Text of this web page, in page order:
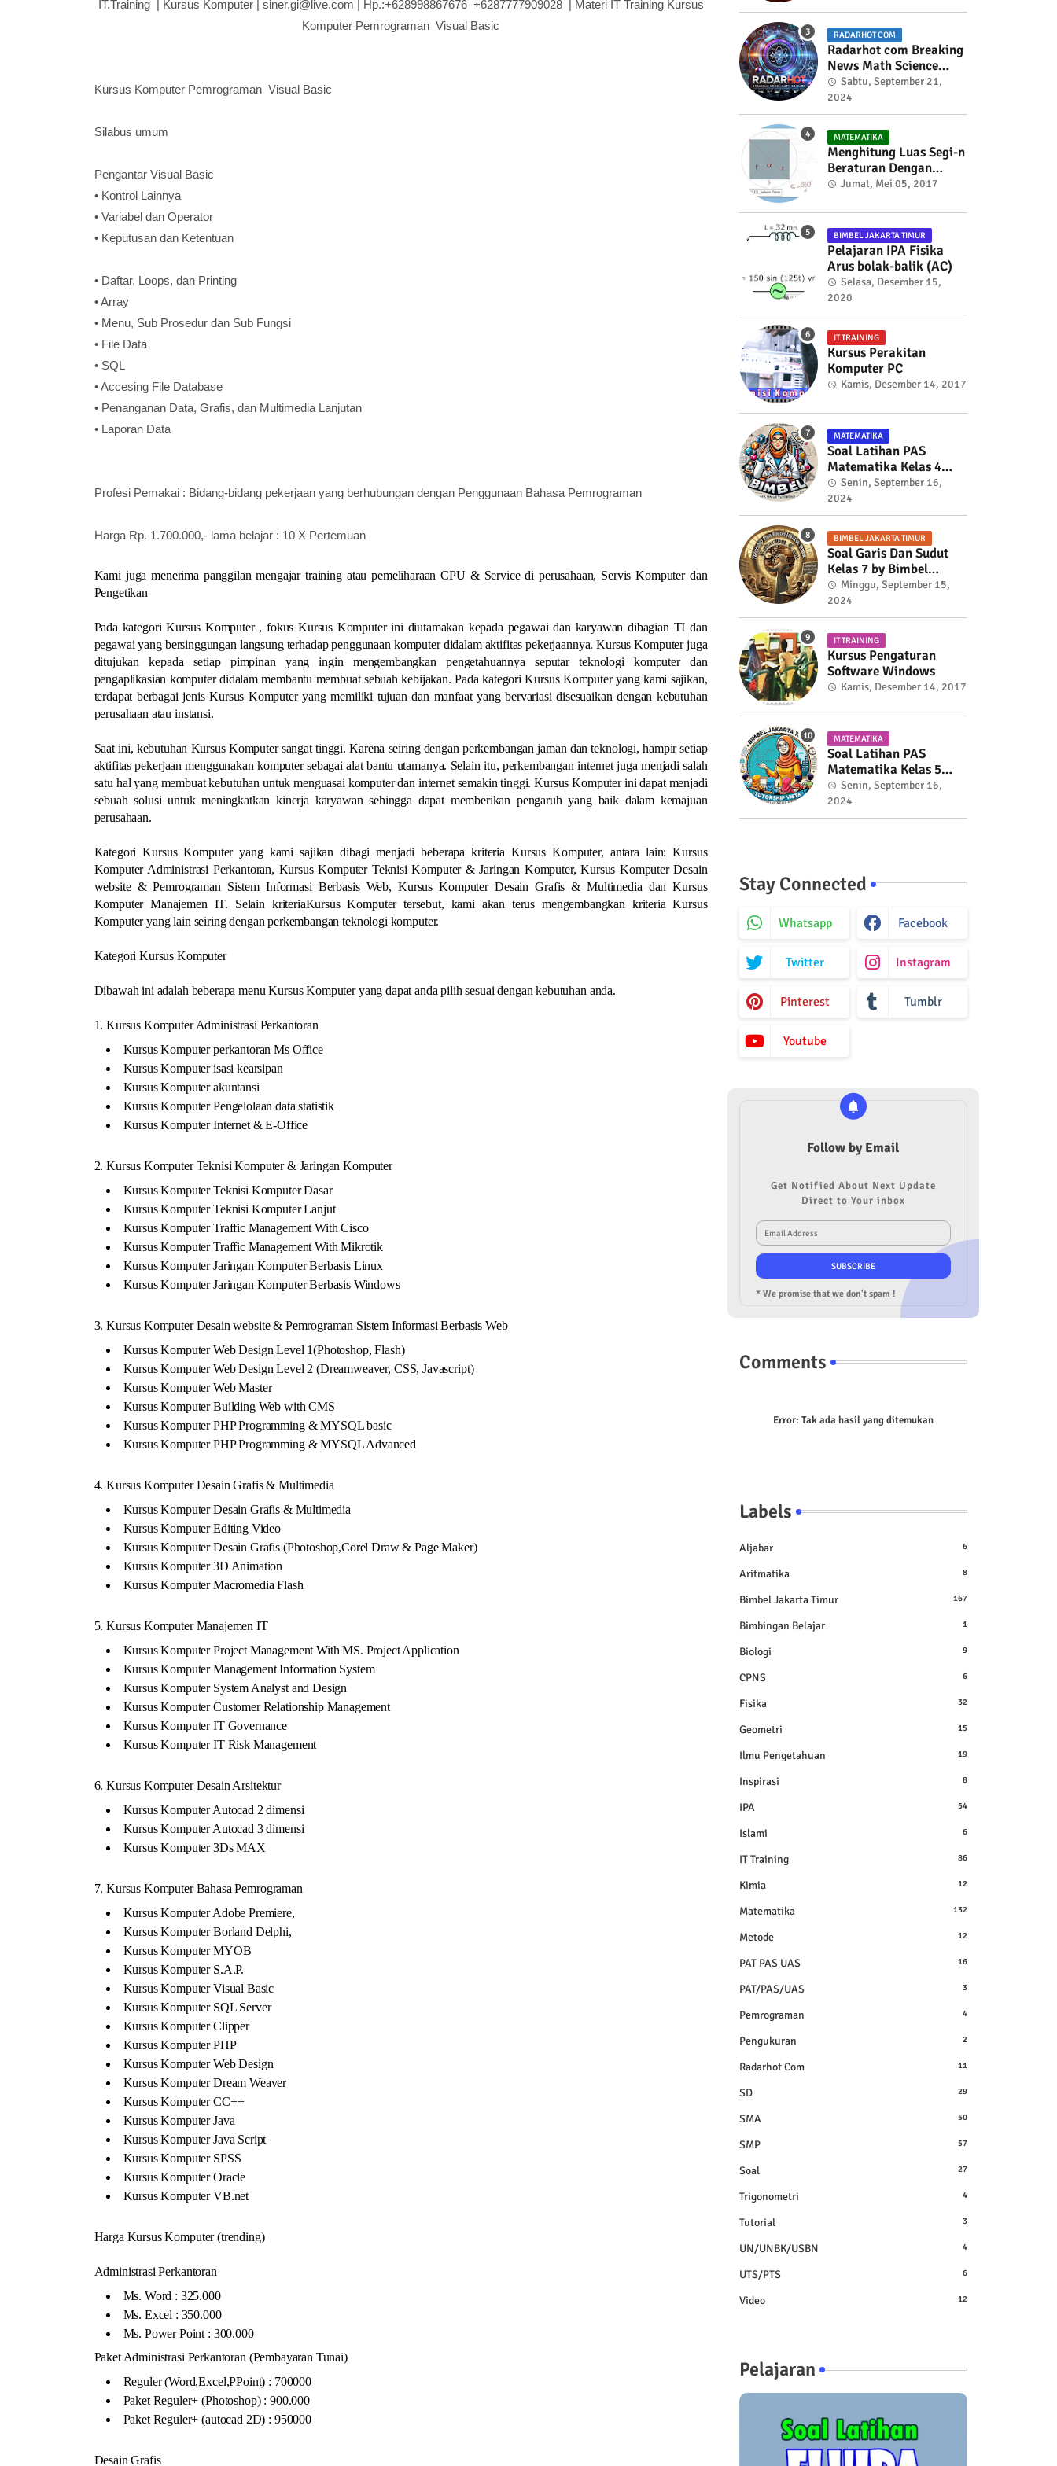
IT.Training | Kursus Komputer | siner.gi@live.com | Hp.:+628998867676 +6287777909028 | Materi IT Training Kursus
Komputer Pemrograman Visual Basic
Kursus Komputer Pemrograman Visual Basic
Silabus umum
Pengantar Visual Basic
• Kontrol Lainnya
• Variabel dan Operator
• Keputusan dan Ketentuan
• Daftar, Loops, dan Printing
• Array
• Menu, Sub Prosedur dan Sub Fungsi
• File Data
• SQL
• Accesing File Database
• Penanganan Data, Grafis, dan Multimedia Lanjutan
• Laporan Data
Profesi Pemakai : Bidang-bidang pekerjaan yang berhubungan dengan Penggunaan Bahasa Pemrograman
Harga Rp. 1.700.000,- lama belajar : 10 X Pertemuan
Kami juga menerima panggilan mengajar training atau pemeliharaan CPU & Service di perusahaan, Servis Komputer dan
Pengetikan
Pada kategori Kursus Komputer , fokus Kursus Komputer ini diutamakan kepada pegawai dan karyawan dibagian TI dan
pegawai yang bersinggungan langsung terhadap penggunaan komputer didalam aktifitas pekerjaannya. Kursus Komputer juga
ditujukan kepada setiap pimpinan yang ingin mengembangkan pengetahuannya seputar teknologi komputer dan
pengaplikasian komputer didalam membantu membuat sebuah kebijakan. Pada kategori Kursus Komputer yang kami sajikan,
terdapat berbagai jenis Kursus Komputer yang memiliki tujuan dan manfaat yang bervariasi disesuaikan dengan kebutuhan
perusahaan atau instansi.
Saat ini, kebutuhan Kursus Komputer sangat tinggi. Karena seiring dengan perkembangan jaman dan teknologi, hampir setiap
aktifitas pekerjaan menggunakan komputer sebagai alat bantu utamanya. Selain itu, perkembangan internet juga menjadi salah
satu hal yang membuat kebutuhan untuk menguasai komputer dan internet semakin tinggi. Kursus Komputer ini dapat menjadi
sebuah solusi untuk meningkatkan kinerja karyawan sehingga dapat memberikan pengaruh yang baik dalam kemajuan
perusahaan.
Kategori Kursus Komputer yang kami sajikan dibagi menjadi beberapa kriteria Kursus Komputer, antara lain: Kursus
Komputer Administrasi Perkantoran, Kursus Komputer Teknisi Komputer & Jaringan Komputer, Kursus Komputer Desain
website & Pemrograman Sistem Informasi Berbasis Web, Kursus Komputer Desain Grafis & Multimedia dan Kursus
Komputer Manajemen IT. Selain kriteriaKursus Komputer tersebut, kami akan terus mengembangkan kriteria Kursus
Komputer yang lain seiring dengan perkembangan teknologi komputer.
Kategori Kursus Komputer
Dibawah ini adalah beberapa menu Kursus Komputer yang dapat anda pilih sesuai dengan kebutuhan anda.
1. Kursus Komputer Administrasi Perkantoran
Kursus Komputer perkantoran Ms Office
Kursus Komputer isasi kearsipan
Kursus Komputer akuntansi
Kursus Komputer Pengelolaan data statistik
Kursus Komputer Internet & E-Office
2. Kursus Komputer Teknisi Komputer & Jaringan Komputer
Kursus Komputer Teknisi Komputer Dasar
Kursus Komputer Teknisi Komputer Lanjut
Kursus Komputer Traffic Management With Cisco
Kursus Komputer Traffic Management With Mikrotik
Kursus Komputer Jaringan Komputer Berbasis Linux
Kursus Komputer Jaringan Komputer Berbasis Windows
3. Kursus Komputer Desain website & Pemrograman Sistem Informasi Berbasis Web
Kursus Komputer Web Design Level 1(Photoshop, Flash)
Kursus Komputer Web Design Level 2 (Dreamweaver, CSS, Javascript)
Kursus Komputer Web Master
Kursus Komputer Building Web with CMS
Kursus Komputer PHP Programming & MYSQL basic
Kursus Komputer PHP Programming & MYSQL Advanced
4. Kursus Komputer Desain Grafis & Multimedia
Kursus Komputer Desain Grafis & Multimedia
Kursus Komputer Editing Video
Kursus Komputer Desain Grafis (Photoshop,Corel Draw & Page Maker)
Kursus Komputer 3D Animation
Kursus Komputer Macromedia Flash
5. Kursus Komputer Manajemen IT
Kursus Komputer Project Management With MS. Project Application
Kursus Komputer Management Information System
Kursus Komputer System Analyst and Design
Kursus Komputer Customer Relationship Management
Kursus Komputer IT Governance
Kursus Komputer IT Risk Management
6. Kursus Komputer Desain Arsitektur
Kursus Komputer Autocad 2 dimensi
Kursus Komputer Autocad 3 dimensi
Kursus Komputer 3Ds MAX
7. Kursus Komputer Bahasa Pemrograman
Kursus Komputer Adobe Premiere,
Kursus Komputer Borland Delphi,
Kursus Komputer MYOB
Kursus Komputer S.A.P.
Kursus Komputer Visual Basic
Kursus Komputer SQL Server
Kursus Komputer Clipper
Kursus Komputer PHP
Kursus Komputer Web Design
Kursus Komputer Dream Weaver
Kursus Komputer CC++
Kursus Komputer Java
Kursus Komputer Java Script
Kursus Komputer SPSS
Kursus Komputer Oracle
Kursus Komputer VB.net
Harga Kursus Komputer (trending)
Administrasi Perkantoran
Ms. Word : 325.000
Ms. Excel : 350.000
Ms. Power Point : 300.000
Paket Administrasi Perkantoran (Pembayaran Tunai)
Reguler (Word,Excel,PPoint) : 700000
Paket Reguler+ (Photoshop) : 900.000
Paket Reguler+ (autocad 2D) : 950000
Desain Grafis
RADARHOT COM
Radarhot com Breaking
News Math Science
education
Sabtu, September 21,
2024
MATEMATIKA
Menghitung Luas Segi-n
Beraturan Dengan
Trigonometri
Jumat, Mei 05, 2017
BIMBEL JAKARTA TIMUR
Pelajaran IPA Fisika
Arus bolak-balik (AC)
Selasa, Desember 15,
2020
IT TRAINING
Kursus Perakitan
Komputer PC
Kamis, Desember 14, 2017
MATEMATIKA
Soal Latihan PAS
Matematika Kelas 4
Semester 2
Senin, September 16,
2024
BIMBEL JAKARTA TIMUR
Soal Garis Dan Sudut
Kelas 7 by Bimbel
Jakarta Timur
Minggu, September 15,
2024
IT TRAINING
Kursus Pengaturan
Software Windows
Kamis, Desember 14, 2017
MATEMATIKA
Soal Latihan PAS
Matematika Kelas 5
Semester 2
Senin, September 16,
2024
Stay Connected
Whatsapp Facebook
Twitter Instagram
Pinterest Tumblr
Youtube
Follow by Email
Get Notified About Next Update
Direct to Your inbox
* We promise that we don't spam !
Comments
Error: Tak ada hasil yang ditemukan
Labels
Aljabar 6
Aritmatika 8
Bimbel Jakarta Timur 167
Bimbingan Belajar 1
Biologi 9
CPNS 6
Fisika 32
Geometri 15
Ilmu Pengetahuan 19
Inspirasi 8
IPA 54
Islami 6
IT Training 86
Kimia 12
Matematika 132
Metode 12
PAT PAS UAS 16
PAT/PAS/UAS 3
Pemrograman 4
Pengukuran 2
Radarhot Com 11
SD 29
SMA 50
SMP 57
Soal 27
Trigonometri 4
Tutorial 3
UN/UNBK/USBN 4
UTS/PTS 6
Video 12
Pelajaran